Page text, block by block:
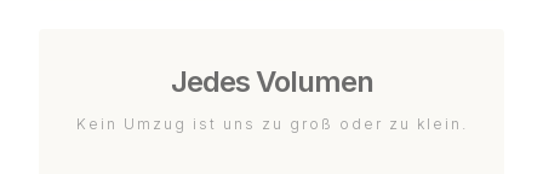
Jedes Volumen
Kein Umzug ist uns zu groß oder zu klein.